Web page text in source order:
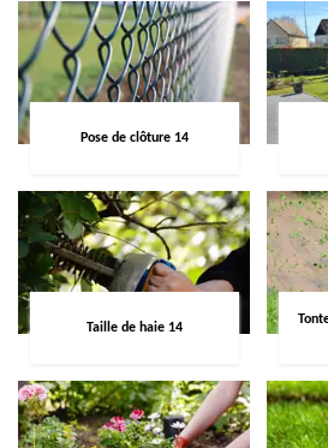
Pose de clôture 14
Taille de haie 14